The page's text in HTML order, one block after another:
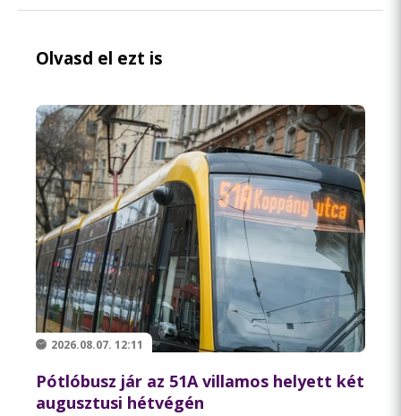
Olvasd el ezt is
2026.08.07. 12:11
Pótlóbusz jár az 51A villamos helyett két
augusztusi hétvégén